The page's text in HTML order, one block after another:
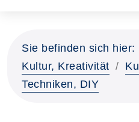
Sie befinden sich hier:
Kultur, Kreativität
Techniken, DIY